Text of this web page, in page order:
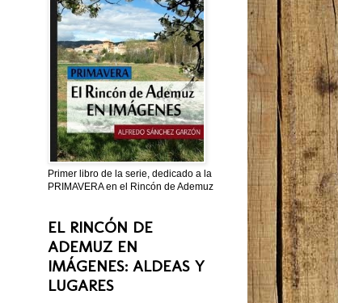
Primer libro de la serie, dedicado a la
PRIMAVERA en el Rincón de Ademuz
EL RINCÓN DE
ADEMUZ EN
IMÁGENES: ALDEAS Y
LUGARES